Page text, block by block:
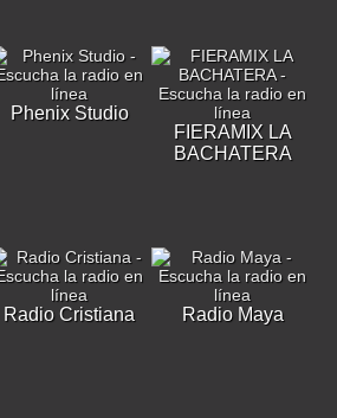
Phenix Studio
FIERAMIX LA
BACHATERA
Radio Cristiana Radio Maya